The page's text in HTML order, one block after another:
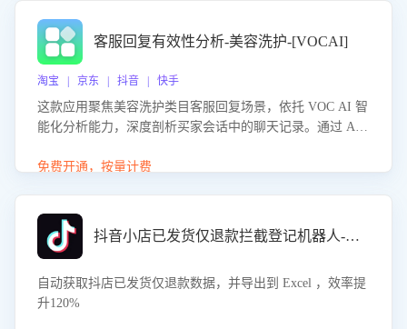
客服回复有效性分析-美容洗护-[VOCAI]
淘宝 | 京东 | 抖音 | 快手
这款应用聚焦美容洗护类目客服回复场景，依托 VOC AI 智
能化分析能力，深度剖析买家会话中的聊天记录。通过 AI
答的有效性与完整性，输出针对性改进策略，助力商家快速
免费开通，按量计费
抖音小店已发货仅退款拦截登记机器人-八爪鱼
自动获取抖店已发货仅退款数据，并导出到 Excel ，效率提
升120%